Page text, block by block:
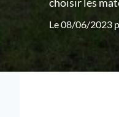
Le 08/06/2023